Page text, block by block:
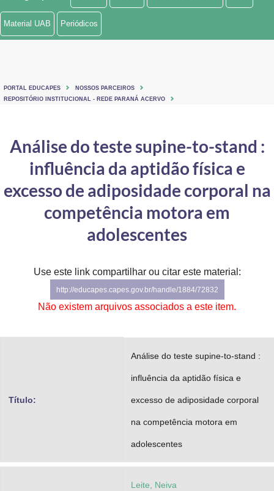
Ministério de Minas e Energia
Ministério do Turismo
Controladoria-Geral da União
Ministério da Mulher, da Família e dos Direitos Humanos
Advocacia-Geral da União
Banco Central do Brasil
Planalto
Material UAB Periódicos
PORTAL EDUCAPES
NOSSOS PARCEIROS
REPOSITÓRIO INSTITUCIONAL - REDE PARANÁ ACERVO
Análise do teste supine-to-stand :
influência da aptidão física e
excesso de adiposidade corporal na
competência motora em
adolescentes
Use este link compartilhar ou citar este material:
http://educapes.capes.gov.br/handle/1884/72832
Não existem arquivos associados a este item.
Título:
Análise do teste supine-to-stand :
influência da aptidão física e
excesso de adiposidade corporal
na competência motora em
adolescentes
Leite, Neiva